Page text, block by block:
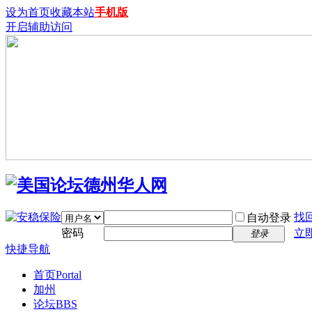
设为首页收藏本站手机版
开启辅助访问
自动登录 找
密码
登录
立
快捷导航
首页Portal
加州
论坛BBS